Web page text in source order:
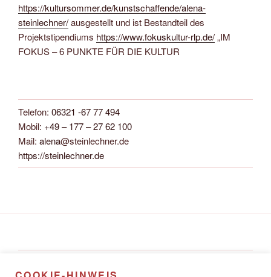
https://kultursommer.de/kunstschaffende/alena-
steinlechner/ausgestellt und ist Bestandteil des
Projektstipendiums https://www.fokuskultur-rlp.de/„IM
FOKUS – 6 PUNKTE FÜR DIE KULTUR
Telefon: 06321 -67 77 494
Mobil: +49 – 177 – 27 62 100
Mail: alena@steinlechner.de
https://steinlechner.de